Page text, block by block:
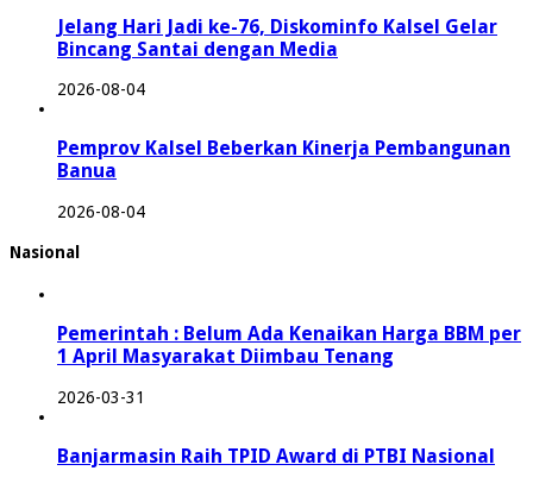
Jelang Hari Jadi ke-76, Diskominfo Kalsel Gelar
Bincang Santai dengan Media
2026-08-04
Pemprov Kalsel Beberkan Kinerja Pembangunan
Banua
2026-08-04
Nasional
Pemerintah : Belum Ada Kenaikan Harga BBM per
1 April Masyarakat Diimbau Tenang
2026-03-31
Banjarmasin Raih TPID Award di PTBI Nasional